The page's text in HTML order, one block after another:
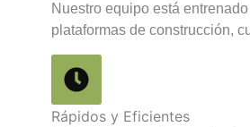
Nuestro equipo está
plataformas de construcción,
Rápidos y Eficientes